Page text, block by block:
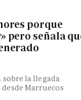
porque
pero señala
la llegada
Marruecos